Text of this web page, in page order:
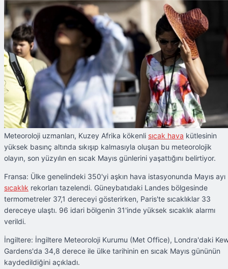
Meteoroloji uzmanları, Kuzey Afrika kökenli sıcak hava kütlesinin
yüksek basınç altında sıkışıp kalmasıyla oluşan bu meteorolojik
olayın, son yüzyılın en sıcak Mayıs günlerini yaşattığını belirtiyor.
Fransa: Ülke genelindeki 350'yi aşkın hava istasyonunda Mayıs ayı
sıcaklık rekorları tazelendi. Güneybatıdaki Landes bölgesinde
termometreler 37,1 dereceyi gösterirken, Paris'te sıcaklıklar 33
dereceye ulaştı. 96 idari bölgenin 31'inde yüksek sıcaklık alarmı
verildi.
İngiltere: İngiltere Meteoroloji Kurumu (Met Office), Londra'daki
Gardens'da 34,8 derece ile ülke tarihinin en sıcak Mayıs gününün
kaydedildiğini açıkladı.